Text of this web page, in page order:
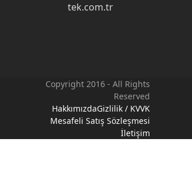
tek.com.tr
Copyright 2016 - All Rights
Reserved
HakkımızdaGizlilik / KVVK
Mesafeli Satış Sözleşmesi
İletişim